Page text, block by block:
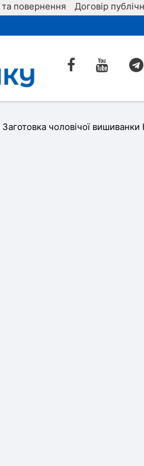
повернення Договір
Заготовка чоловічої вишиванки